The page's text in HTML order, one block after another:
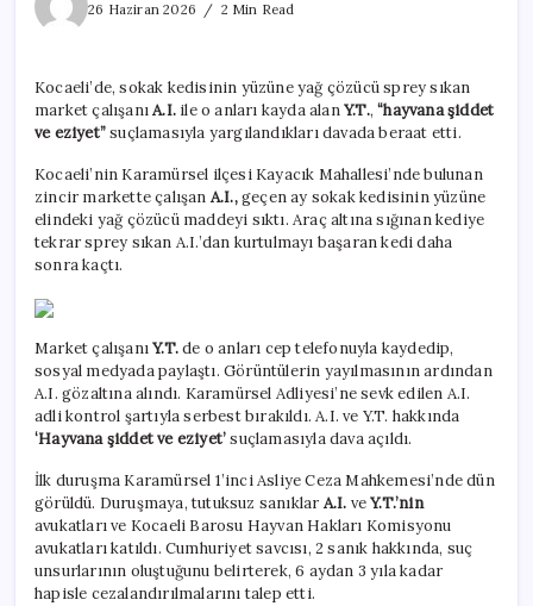
26 Haziran 2026
2 Min Read
beraat
etti!
için
Kocaeli’de, sokak kedisinin yüzüne yağ çözücü sprey sıkan
market çalışanıA.I. ile o anları kayda alanY.T., “hayvana şiddet
ve eziyet”suçlamasıyla yargılandıkları davada beraat etti.
Kocaeli’nin Karamürsel ilçesi Kayacık Mahallesi’nde bulunan
zincir markette çalışan A.I.,geçen ay sokak kedisinin yüzüne
elindeki yağ çözücü maddeyi sıktı. Araç altına sığınan kediye
tekrar sprey sıkan A.I.’dan kurtulmayı başaran kedi daha
sonra kaçtı.
Market çalışanıY.T.de o anları cep telefonuyla kaydedip,
sosyal medyada paylaştı. Görüntülerin yayılmasının ardından
A.I. gözaltına alındı. Karamürsel Adliyesi’ne sevk edilen A.I.
adli kontrol şartıyla serbest bırakıldı. A.I. ve Y.T. hakkında
‘Hayvana şiddet ve eziyet’suçlamasıyla dava açıldı.
İlk duruşma Karamürsel 1’inci Asliye Ceza Mahkemesi’nde dün
görüldü. Duruşmaya, tutuksuz sanıklar A.I. veY.T.’nin
avukatları ve Kocaeli Barosu Hayvan Hakları Komisyonu
avukatları katıldı. Cumhuriyet savcısı, 2 sanık hakkında, suç
unsurlarının oluştuğunu belirterek, 6 aydan 3 yıla kadar
hapisle cezalandırılmalarını talep etti.